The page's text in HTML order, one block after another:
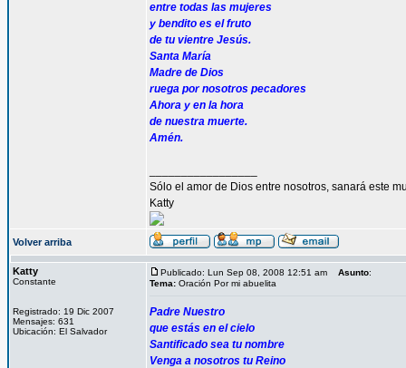
entre todas las mujeres
y bendito es el fruto
de tu vientre Jesús.
Santa María
Madre de Dios
ruega por nosotros pecadores
Ahora y en la hora
de nuestra muerte.
Amén.
Sólo el amor de Dios entre nosotros, sanará este
Katty
Volver arriba
Katty
Constante
Registrado: 19 Dic 2007
Mensajes: 631
Ubicación: El Salvador
Publicado: Lun Sep 08, 2008 12:51 am Asunto:
Tema: Oración Por mi abuelita
Padre Nuestro
que estás en el cielo
Santificado sea tu nombre
Venga a nosotros tu Reino